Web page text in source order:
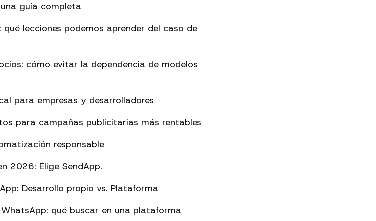
guía completa
lecciones podemos aprender del caso de
cómo evitar la dependencia de modelos
para empresas y desarrolladores
para campañas publicitarias más rentables
responsable
2026: Elige SendApp.
Desarrollo propio vs. Plataforma
qué buscar en una plataforma